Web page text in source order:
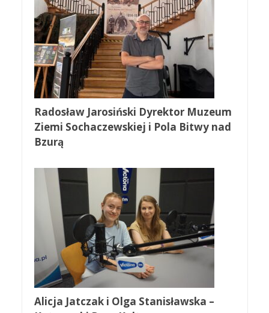
Radosław Jarosiński Dyrektor Muzeum
Ziemi Sochaczewskiej i Pola Bitwy nad
Bzurą
Alicja Jatczak i Olga Stanisławska –